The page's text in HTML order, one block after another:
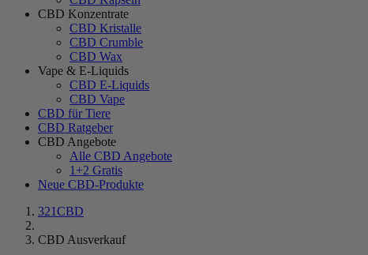
CBD Konzentrate
CBD Kristalle
CBD Crumble
CBD Wax
Vape & E-Liquids
CBD E-Liquids
CBD Vape
CBD für Tiere
CBD Ratgeber
CBD Angebote
Alle CBD Angebote
1+2 Gratis
Neue CBD-Produkte
321CBD
CBD Ausverkauf